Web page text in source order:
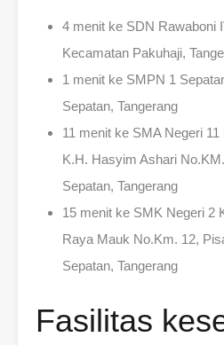
4 menit ke SDN Rawaboni
Kecamatan Pakuhaji,
1 menit ke SMPN 1
Sepatan, Tangerang
11 menit ke SMA Negeri 11
K.H. Hasyim Ashari
Sepatan, Tangerang
15 menit ke SMK Negeri 2
Raya Mauk No.Km. 12,
Sepatan, Tangerang
Fasilitas